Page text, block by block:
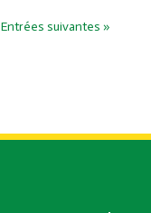
Entrées suivantes »